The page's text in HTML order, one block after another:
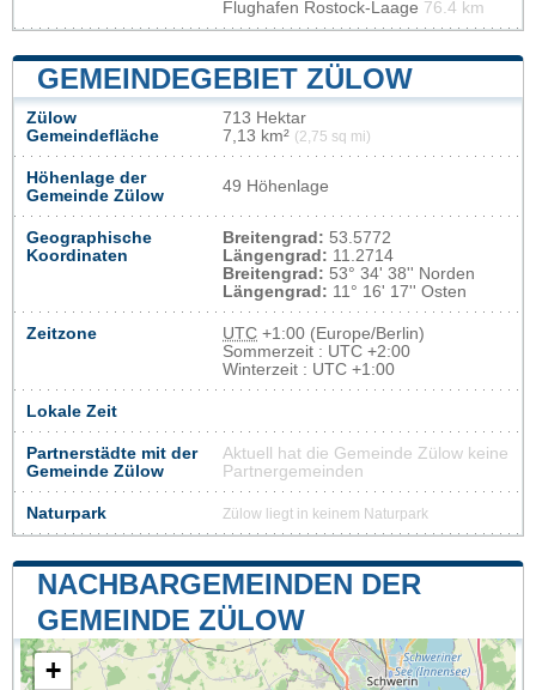
Flughafen Rostock-Laage 76.4 km
GEMEINDEGEBIET ZÜLOW
Zülow
Gemeindefläche
713 Hektar
7,13 km² (2,75 sq mi)
Höhenlage der
Gemeinde Zülow
49 Höhenlage
Geographische
Koordinaten
Breitengrad: 53.5772
Längengrad: 11.2714
Breitengrad: 53° 34' 38'' Norden
Längengrad: 11° 16' 17'' Osten
Zeitzone UTC +1:00 (Europe/Berlin)
Sommerzeit : UTC +2:00
Winterzeit : UTC +1:00
Lokale Zeit
Partnerstädte mit der
Gemeinde Zülow
Aktuell hat die Gemeinde Zülow keine
Partnergemeinden
Naturpark Zülow liegt in keinem Naturpark
NACHBARGEMEINDEN DER
GEMEINDE ZÜLOW
+